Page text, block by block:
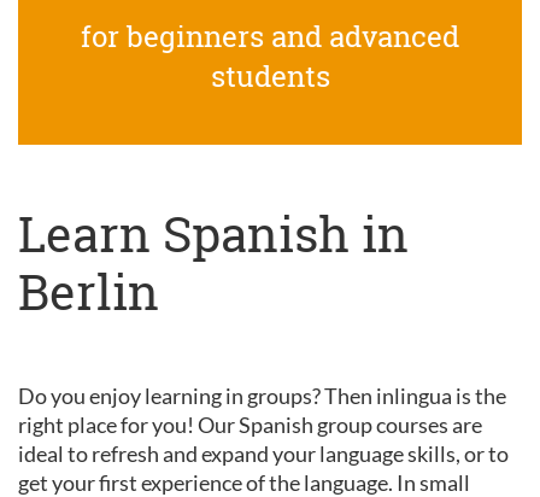
for beginners and advanced
students
Learn Spanish in
Berlin
Do you enjoy learning in groups? Then inlingua is the
right place for you! Our Spanish group courses are
ideal to refresh and expand your language skills, or to
get your first experience of the language. In small